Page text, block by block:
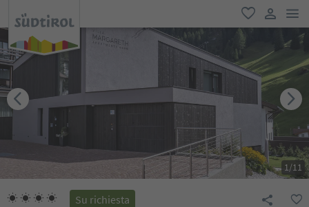
favoriti
user link
1/11
Su richiesta